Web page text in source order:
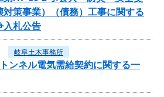
策事業）（債務）工事に関する
入札公告
岐阜土木事務所
ンネル電気需給契約に関する一